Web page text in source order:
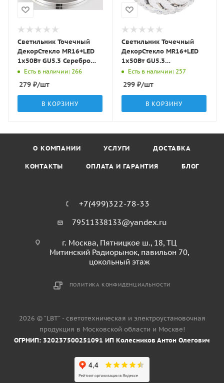
Светильник Точечный
ДекорСтекло MR16+LED
1х50Вт GU5.3 Серебро
D95х25мм IP20 D0301L
Есть в наличии: 266
279 ₽/шт
В КОРЗИНУ
Светильник Точечный
ДекорСтекло MR16+LED
1х50Вт GU5.3
Прозрачный D95х25мм
IP20 K1109L/K1670L LBT
Есть в наличии: 257
299 ₽/шт
В КОРЗИНУ
О КОМПАНИИ УСЛУГИ ДОСТАВКА
КОНТАКТЫ ОПЛАТА И ГАРАНТИЯ БЛОГ
+7(499)322-78-33
79511338133@yandex.ru
г. Москва, Пятницкое ш., 18, ТЦ
Митинский Радиорынок, павильон 70,
цокольный этаж
ПОЛИТИКА КОНФИДЕНЦИАЛЬНОСТИ
2026 © “LBT” - светотехническая и электроустановочная
продукция в Московской области и Москве!
ОГРНИП: 320237500251091 ИП Колесников Антон Олегович